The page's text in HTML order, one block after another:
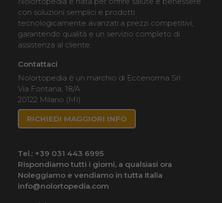
con soluzioni semplici e prodotti
tecnologicamente avanzati a prezzi competitivi,
garantendo qualità e un servizio completo di
assistenza al cliente.
Contattaci
Nolortopedia è un marchio di Eccenorma Srl
Via Fontana, 18/A
20122 Milano (MI)
RICHIEDI MAGGIORI INFO
Tel.: +39 031 443 6995
Rispondiamo tutti i giorni, a qualsiasi ora
Noleggiamo e vendiamo in tutta Italia
info@nolortopedia.com